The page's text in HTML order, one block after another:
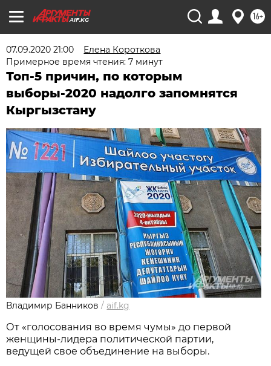
AIF.KG 16+
07.09.2020 21:00
Елена Короткова
Примерное время чтения: 7 минут
Топ-5 причин, по которым
выборы-2020 надолго запомнятся
Кыргызстану
Владимир Банников / aif.kg
От «голосования во время чумы» до первой
женщины-лидера политической партии,
ведущей свое объединение на выборы.